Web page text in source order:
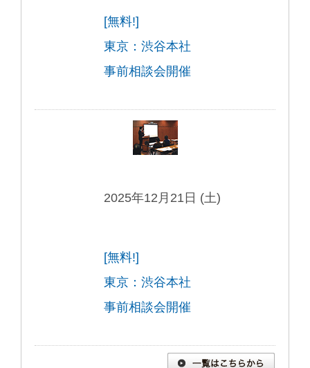
[無料!]
東京：渋谷本社
事前相談会開催
2025年12月21日 (土)
[無料!]
東京：渋谷本社
事前相談会開催